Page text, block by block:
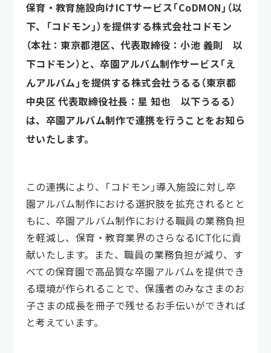
保育・教育施設向けICTサービス「CoDMON」（以
下、「コドモン」）を提供する株式会社コドモン
（本社：東京都港区、代表取締役：小池 義則 以
下コドモン）と、卒園アルバム制作サービス「え
んアルバム」を提供する株式会社うるる（東京都
中央区 代表取締役社長：星 知也 以下うるる）
は、卒園アルバム制作で連携を行うことをお知ら
せいたします。
この連携により、「コドモン」導入施設に対し卒
園アルバム制作における選択肢を拡充されるとと
もに、卒園アルバム制作における職員の業務負担
を軽減し、保育・教育業界のさらなるICT化に貢
献いたします。また、職員の業務負担が減り、す
べての保育園で高品質な卒園アルバムを提供でき
る環境が作られることで、保護者のみなさまのお
子さまの成長を冊子で残せるお手伝いができれば
と考えています。